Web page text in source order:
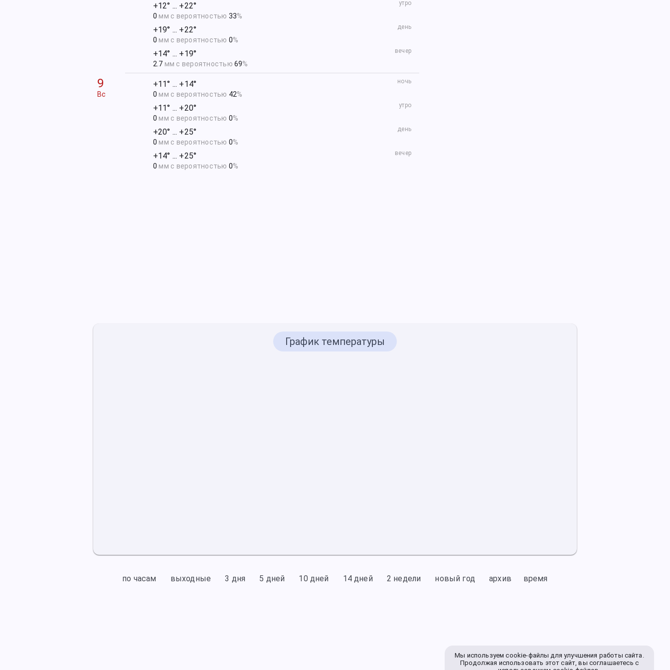
утро
+12° ... +22°
0 мм с вероятностью 33%
день
+19° ... +22°
0 мм с вероятностью 0%
вечер
+14° ... +19°
2.7 мм с вероятностью69%
9
Вс
ночь
+11° ... +14°
0 мм с вероятностью 42%
утро
+11° ... +20°
0 мм с вероятностью 0%
день
+20° ... +25°
0 мм с вероятностью 0%
вечер
+14° ... +25°
0 мм с вероятностью 0%
График температуры
по часам выходные 3 дня 5 дней 10 дней 14 дней 2 недели новый год архив время
Мы используем cookie-файлы для улучшения работы сайта.
Продолжая использовать этот сайт, вы соглашаетесь с